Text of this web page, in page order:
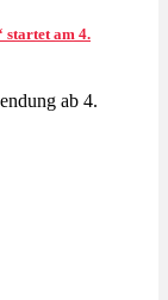
startet am 4.
ab 4.